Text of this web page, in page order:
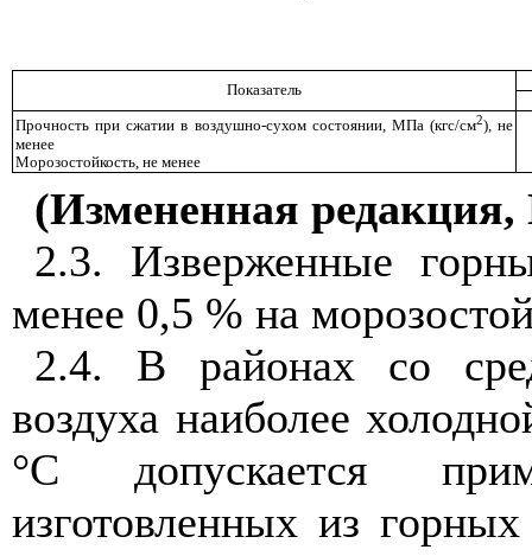
Показатель
Прочность при сжатии в воздушно-сухом состоянии, МПа (кгс/см2), не
менее
Морозостойкость, не менее
(Измененная
2.3. Изверженные
менее 0,5 % на
2.4. В районах со
воздуха наиболее
°С допускается
изготовленных из